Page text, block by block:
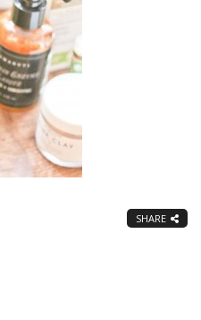
SHARE